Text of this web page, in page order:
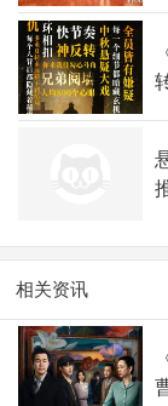
相关资讯